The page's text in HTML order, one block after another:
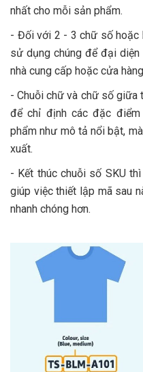
nhất cho mỗi sản phẩm.
- Đối với 2 - 3 chữ số hoặc
sử dụng chúng để đại
nhà cung cấp hoặc cửa
- Chuỗi chữ và chữ số
để chỉ định các đặc
phẩm như mô tả nổi bật,
xuất.
- Kết thúc chuỗi số SKU
giúp việc thiết lập mã sau
nhanh chóng hơn.